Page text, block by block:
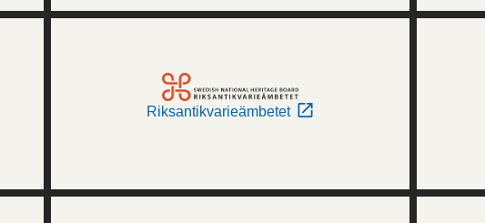
Riksantikvarieämbetet